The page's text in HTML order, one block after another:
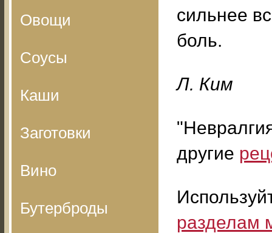
Овощи
Соусы
Каши
Заготовки
Вино
Бутерброды
сильнее
боль.
Л. Ким
другие
разделам